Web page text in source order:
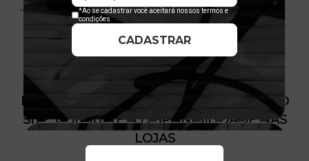
- Licença Oficial
PRODUTO SEM ESTOQUE DÍSPONÍVEL NO
SITE, CONSULTE A DISPONIBILIDADE NAS
LOJAS